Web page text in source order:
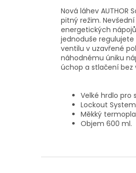
Nová láhev
pitný režim.
energetických
jednoduše
ventilu v uzavřené
náhodnému úniku
úchop a stlačení bez
Velké hrdlo pro
Lockout
Měkký
Objem 600 ml.